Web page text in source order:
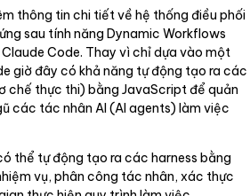
thông tin chi tiết về hệ thống điều phối
sau tính năng Dynamic Workflows
Code. Thay vì chỉ dựa vào một
giờ đây có khả năng tự động tạo ra các
chế thực thi) bằng JavaScript để quản
các tác nhân AI (AI agents) làm việc
thể tự động tạo ra các harness bằng
vụ, phân công tác nhân, xác thực